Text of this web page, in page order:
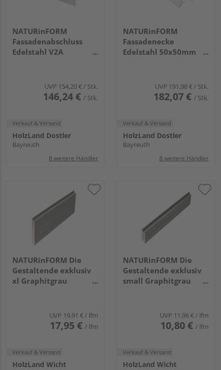
NATURinFORM
Fassadenabschluss
Edelstahl V2A
UVP 154,20 €/ Stk.
146,24 € / Stk.
Verkauf & Versand
HolzLand Dostler
Bayreuth
8 weitere Händler
NATURinFORM
Fassadenecke
Edelstahl 50x50mm
UVP 191,98 €/ Stk.
182,07 € / Stk.
Verkauf & Versand
HolzLand Dostler
Bayreuth
8 weitere Händler
NATURinFORM Die
Gestaltende exklusiv
xl Graphitgrau
UVP 19,91 €/ lfm
17,95 € / lfm
Verkauf & Versand
HolzLand Wicht
NATURinFORM Die
Gestaltende exklusiv
small Graphitgrau
UVP 11,96 €/ lfm
10,80 € / lfm
Verkauf & Versand
HolzLand Wicht